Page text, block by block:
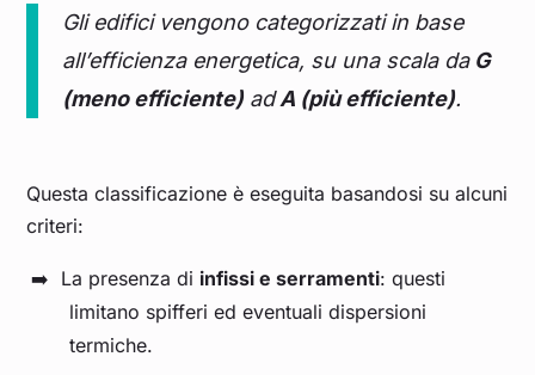
Gli edifici vengono categorizzati in base
all’efficienza energetica, su una scala daG
(meno efficiente) adA (più efficiente).
Questa classificazione è eseguita basandosi su alcuni
criteri:
La presenza di infissi e serramenti: questi
limitano spifferi ed eventuali dispersioni
termiche.